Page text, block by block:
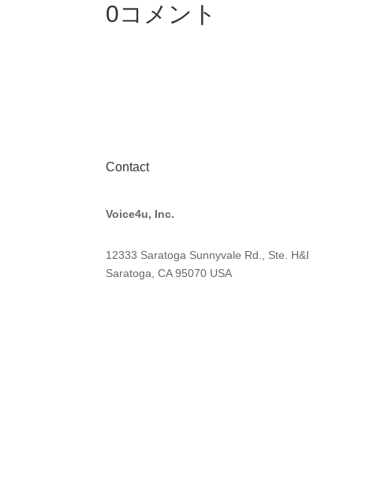
0コメント
Contact
Voice4u, Inc.
12333 Saratoga Sunnyvale Rd., Ste. H&I
Saratoga, CA 95070 USA